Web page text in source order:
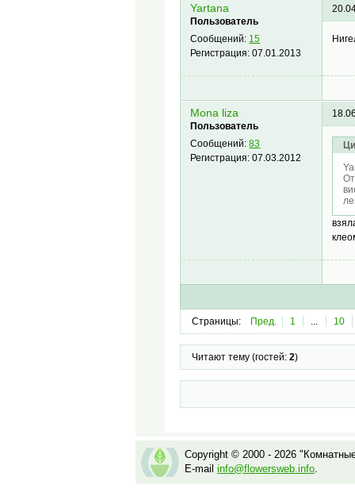
Yartana
Пользователь
Сообщений: 15
Регистрация:07.01.2013
Mona liza
Пользователь
Сообщений:83
Регистрация:07.03.2012
Страницы: Пред. 1 ... 10
Читают тему (гостей: 2)
Copyright © 2000 - 2026
E-mail info@flowersweb.info.